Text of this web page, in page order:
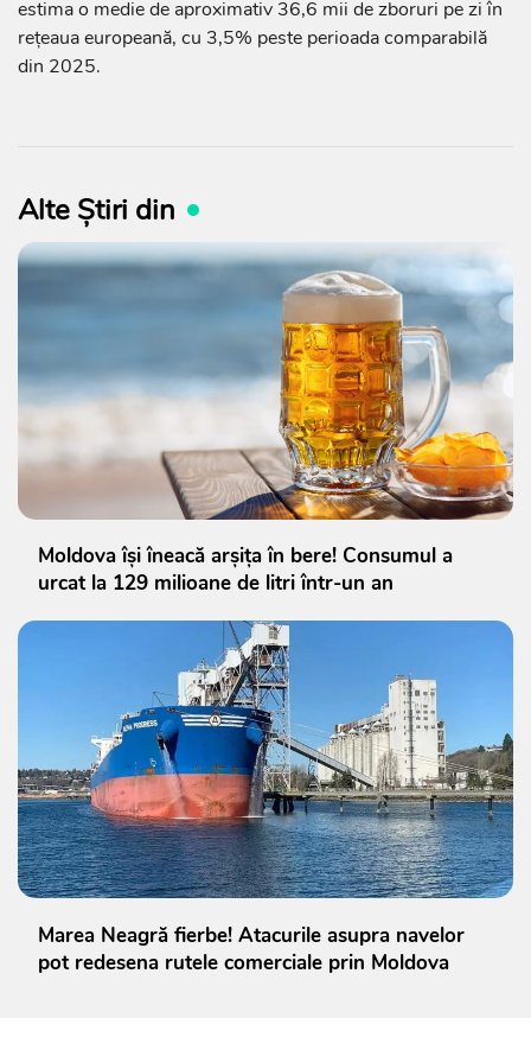
estima o medie de aproximativ 36,6 mii de zboruri pe zi în
rețeaua europeană, cu 3,5% peste perioada comparabilă
din 2025.
Alte Știri din
Moldova își îneacă arșița în bere! Consumul a
urcat la 129 milioane de litri într-un an
Marea Neagră fierbe! Atacurile asupra navelor
pot redesena rutele comerciale prin Moldova